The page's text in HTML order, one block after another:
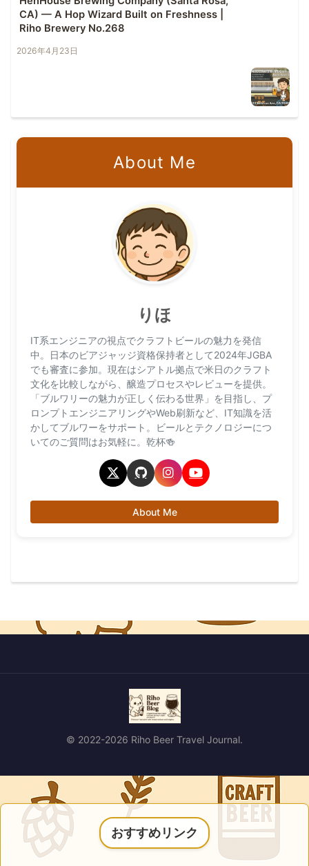
CA) — A Hop Wizard Built on Freshness |
Riho Brewery No.268
2026年4月23日
About Me
りほ
IT系エンジニアの視点でクラフトビールの魅力を発信
中。日本のビアジャッジ資格保持者として2024年JGBA
でも審査に参加。現在はシアトル拠点で米日のクラフト
文化を比較しながら、醸造プロセスやレビューを提供。
「ブルワリーの魅力が正しく伝わる世界」を目指し、プ
ロンプトエンジニアリングやWeb刷新など、IT知識を活
かしてブルワーをサポート。ビールとテクノロジーにつ
いてのご質問はお気軽に。乾杯🍻
About Me
© 2022-2026 Riho Beer Travel Journal.
おすすめリンク